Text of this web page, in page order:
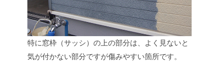
特に窓枠（サッシ）の上の部分は、よく見ないと
気が付かない部分ですが傷みやすい箇所です。